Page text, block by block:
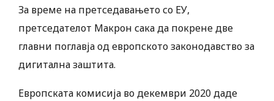
За време на претседавањето со ЕУ,
претседателот Макрон сака да покрене две
главни поглавја од европското законодавство за
дигитална заштита.
Европската комисија во декември 2020 даде